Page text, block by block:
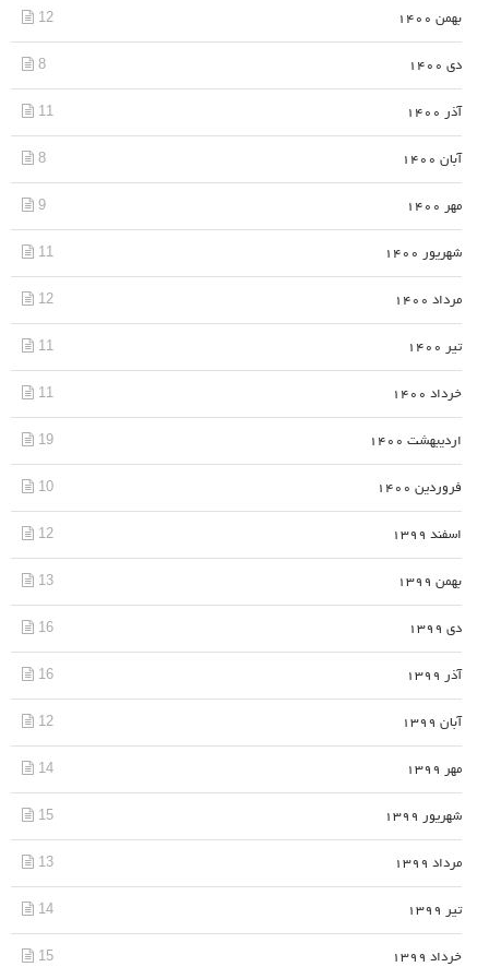
بهمن 1400 12
دی 1400 8
آذر 1400 11
آبان 1400 8
مهر 1400 9
شهریور 1400 11
مرداد 1400 12
تیر 1400 11
خرداد 1400 11
اردیبهشت 1400 19
فروردین 1400 10
اسفند 1399 12
بهمن 1399 13
دی 1399 16
آذر 1399 16
آبان 1399 12
مهر 1399 14
شهریور 1399 15
مرداد 1399 13
تیر 1399 14
خرداد 1399 15